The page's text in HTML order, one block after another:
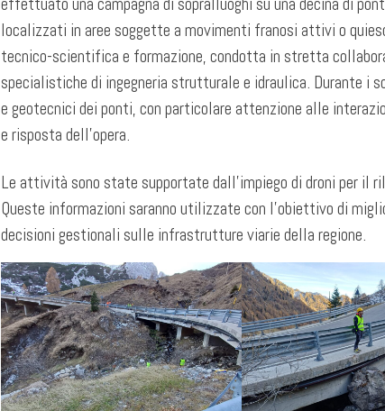
localizzati in aree soggette a movimenti franosi attivi o
tecnico-scientifica e formazione, condotta in stretta
specialistiche di ingegneria strutturale e idraulica. Durante
e geotecnici dei ponti, con particolare attenzione alle
e risposta dell’opera.
Le attività sono state supportate dall’impiego di droni per il
Queste informazioni saranno utilizzate con l’obiettivo di
decisioni gestionali sulle infrastrutture viarie della regione.